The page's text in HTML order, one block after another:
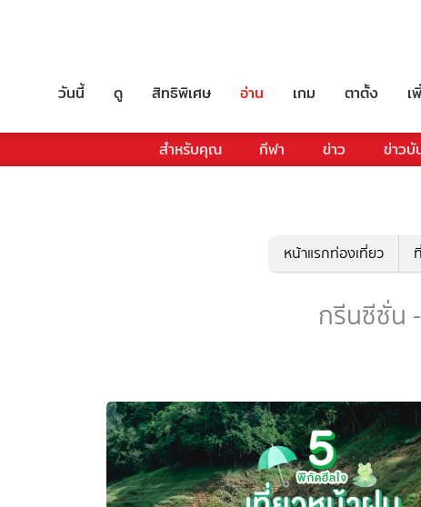
วันนี้ ดู สิทธิพิเศษ อ่าน เกม ตาตั้ง เ
สำหรับคุณ กีฬา ข่าว ข่าวบั
หน้าแรกท่องเที่ยว
กรีนซีซั่น